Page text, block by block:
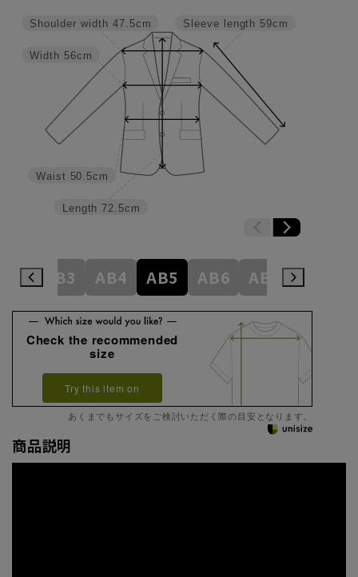
Sleeve length 59cm
Length 72.5cm
Waist 50.5cm
Width 56cm
Shoulder width 47.5cm
A8 AB3 AB4 AB5 AB6 AB7 AB8
Check the recommended
size
Try this item on
あくまでもサイズをご検討いただく際の目安となります。
商品説明